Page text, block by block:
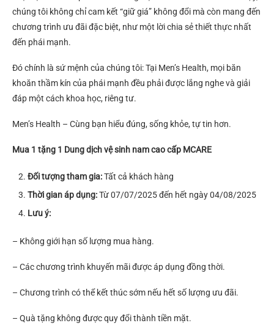
chúng tôi không chỉ cam kết “giữ giá” không đổi mà còn mang đến
chương trình ưu đãi đặc biệt, như một lời chia sẻ thiết thực nhất
đến phái mạnh.
Đó chính là sứ mệnh của chúng tôi: Tại Men’s Health, mọi băn
khoăn thầm kín của phái mạnh đều phải được lắng nghe và giải
đáp một cách khoa học, riêng tư.
Men’s Health – Cùng bạn hiểu đúng, sống khỏe, tự tin hơn.
Mua 1 tặng 1 Dung dịch vệ sinh nam cao cấp MCARE
Đối tượng tham gia:Tất cả khách hàng
Thời gian áp dụng:Từ 07/07/2025 đến hết ngày 04/08/2025
Lưu ý:
– Không giới hạn số lượng mua hàng.
– Các chương trình khuyến mãi được áp dụng đồng thời.
– Chương trình có thể kết thúc sớm nếu hết số lượng ưu đãi.
– Quà tặng không được quy đổi thành tiền mặt.